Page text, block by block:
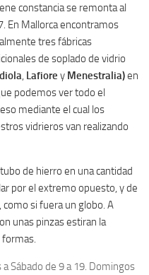
constancia se remonta al
En Mallorca encontramos
tres fábricas
de soplado de vidrio
Lafiore y Menestralia)en
podemos ver todo el
mediante el cual los
vidrieros van realizando
de hierro en una cantidad
por el extremo opuesto, y de
si fuera un globo. A
unas pinzas estiran la
a Sábado de 9 a 19. Domingos